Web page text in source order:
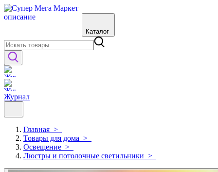
Каталог
Журнал
Главная >
Товары для дома >
Освещение >
Люстры и потолочные светильники >